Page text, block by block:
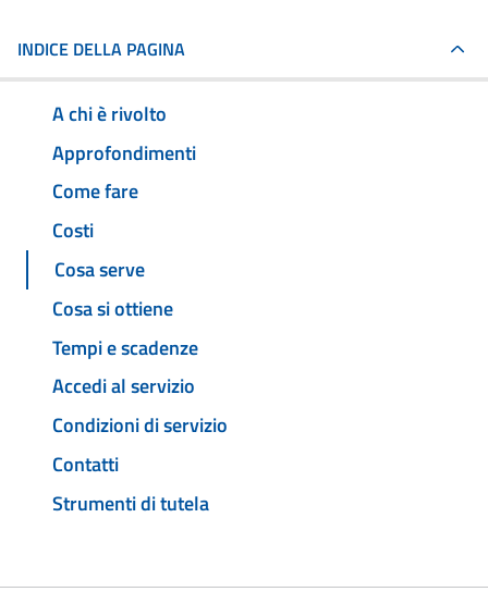
INDICE DELLA PAGINA
A chi è rivolto
Approfondimenti
Come fare
Costi
Cosa serve
Cosa si ottiene
Tempi e scadenze
Accedi al servizio
Condizioni di servizio
Contatti
Strumenti di tutela